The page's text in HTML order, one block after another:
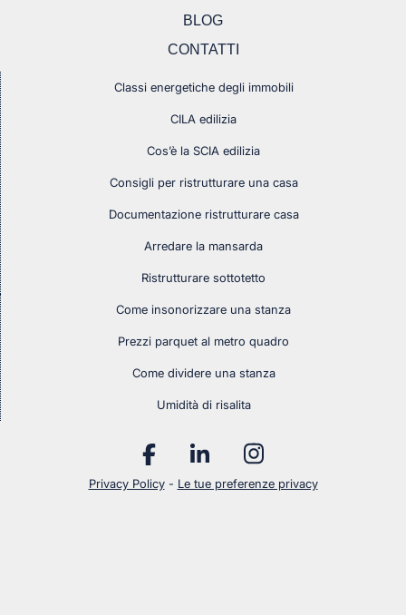
BLOG
CONTATTI
Classi energetiche degli immobili
CILA edilizia
Cos’è la SCIA edilizia
Consigli per ristrutturare una casa
Documentazione ristrutturare casa
Arredare la mansarda
Ristrutturare sottotetto
Come insonorizzare una stanza
Prezzi parquet al metro quadro
Come dividere una stanza
Umidità di risalita
Privacy Policy- Le tue preferenze privacy